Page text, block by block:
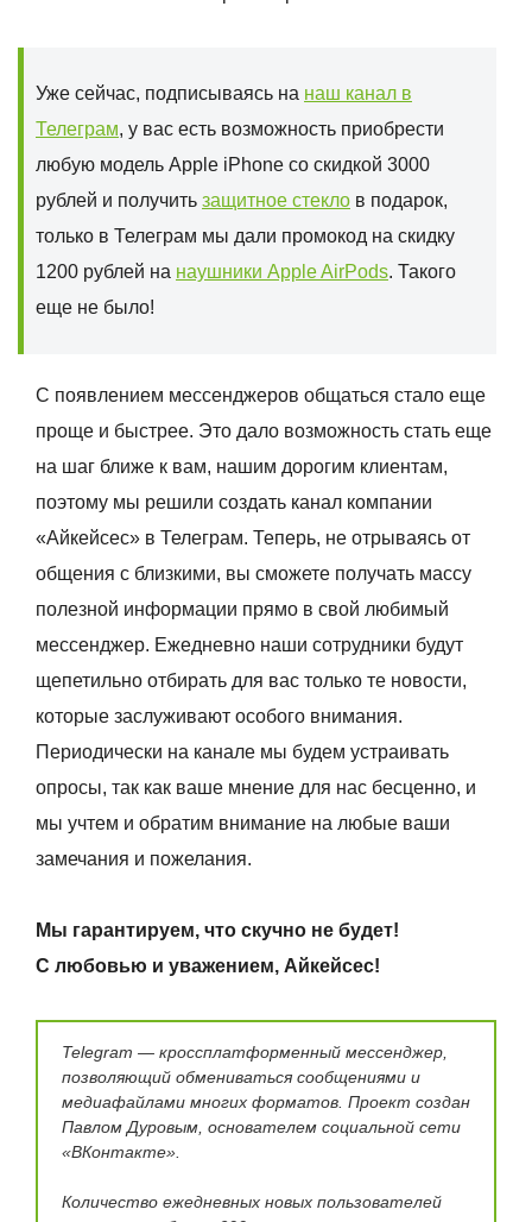
Уже сейчас, подписываясь на наш канал в
Телеграм, у вас есть возможность приобрести
любую модель Apple iPhone со скидкой 3000
рублей и получить защитное стекло в подарок,
только в Телеграм мы дали промокод на скидку
1200 рублей на наушники Apple AirPods. Такого
еще не было!
С появлением мессенджеров общаться стало еще
проще и быстрее. Это дало возможность стать еще
на шаг ближе к вам, нашим дорогим клиентам,
поэтому мы решили создать канал компании
«Айкейсес» в Телеграм. Теперь, не отрываясь от
общения с близкими, вы сможете получать массу
полезной информации прямо в свой любимый
мессенджер. Ежедневно наши сотрудники будут
щепетильно отбирать для вас только те новости,
которые заслуживают особого внимания.
Периодически на канале мы будем устраивать
опросы, так как ваше мнение для нас бесценно, и
мы учтем и обратим внимание на любые ваши
замечания и пожелания.
Мы гарантируем, что скучно не будет!
С любовью и уважением, Айкейсес!
Telegram — кроссплатформенный мессенджер,
позволяющий обмениваться сообщениями и
медиафайлами многих форматов. Проект создан
Павлом Дуровым, основателем социальной сети
«ВКонтакте».
Количество ежедневных новых пользователей